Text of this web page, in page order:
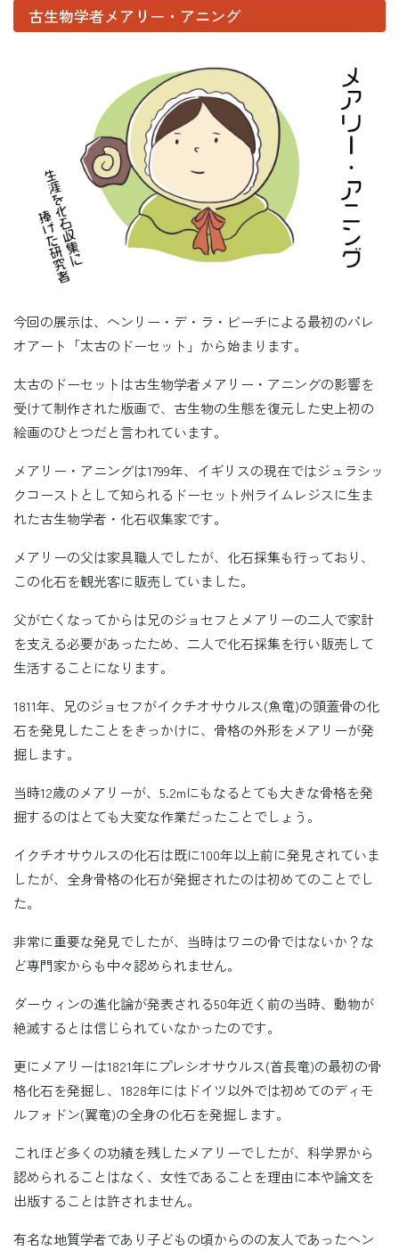
古生物学者メアリー・アニング
今回の展示は、ヘンリー・デ・ラ・ビーチによる最初のパレ
オアート「太古のドーセット」から始まります。
太古のドーセットは古生物学者メアリー・アニングの影響を
受けて制作された版画で、古生物の生態を復元した史上初の
絵画のひとつだと言われています。
メアリー・アニングは1799年、イギリスの現在ではジュラシッ
クコーストとして知られるドーセット州ライムレジスに生ま
れた古生物学者・化石収集家です。
メアリーの父は家具職人でしたが、化石採集も行っており、
この化石を観光客に販売していました。
父が亡くなってからは兄のジョセフとメアリーの二人で家計
を支える必要があったため、二人で化石採集を行い販売して
生活することになります。
1811年、兄のジョセフがイクチオサウルス(魚竜)の頭蓋骨の化
石を発見したことをきっかけに、骨格の外形をメアリーが発
掘します。
当時12歳のメアリーが、5.2mにもなるとても大きな骨格を発
掘するのはとても大変な作業だったことでしょう。
イクチオサウルスの化石は既に100年以上前に発見されていま
したが、全身骨格の化石が発掘されたのは初めてのことでし
た。
非常に重要な発見でしたが、当時はワニの骨ではないか？な
ど専門家からも中々認められません。
ダーウィンの進化論が発表される50年近く前の当時、動物が
絶滅するとは信じられていなかったのです。
更にメアリーは1821年にプレシオサウルス(首長竜)の最初の骨
格化石を発掘し、1828年にはドイツ以外では初めてのディモ
ルフォドン(翼竜)の全身の化石を発掘します。
これほど多くの功績を残したメアリーでしたが、科学界から
認められることはなく、女性であることを理由に本や論文を
出版することは許されません。
有名な地質学者であり子どもの頃からのの友人であったヘン